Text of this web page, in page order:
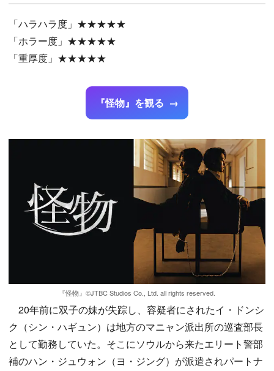
「ハラハラ度」★★★★★
「ホラー度」★★★★★
「重厚度」★★★★★
『怪物』を観る
『怪物』©️JTBC Studios Co., Ltd. all rights reserved.
20年前に双子の妹が失踪し、容疑者にされたイ・ドンシ
ク（シン・ハギュン）は地方のマニャン派出所の巡査部長
として勤務していた。そこにソウルから来たエリート警部
補のハン・ジュウォン（ヨ・ジング）が派遣されパートナ